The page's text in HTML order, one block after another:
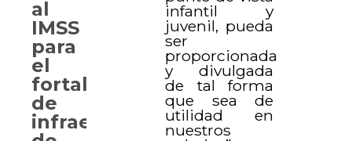
infantil y
juvenil, pueda
ser
proporcionada
y divulgada
de tal forma
que sea de
utilidad en
nuestros
al
IMSS
para
el
fortalecimiento
de
infraestructura